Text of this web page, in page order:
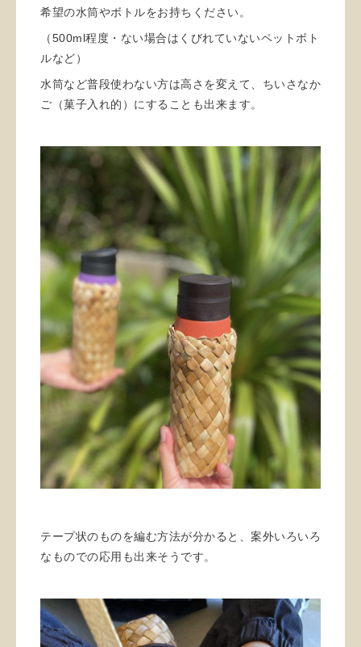
希望の水筒やボトルをお持ちください。
（500ml程度・ない場合はくびれていないペットボト
ルなど）
水筒など普段使わない方は高さを変えて、ちいさなか
ご（菓子入れ的）にすることも出来ます。
テープ状のものを編む方法が分かると、案外いろいろ
なものでの応用も出来そうです。